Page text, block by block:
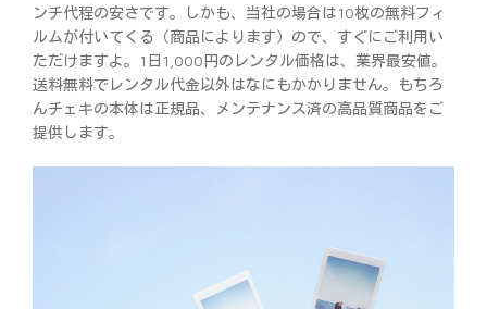
ンチ代程の安さです。しかも、当社の場合は10枚の無料フィ
ルムが付いてくる（商品によります）ので、すぐにご利用い
ただけますよ。1日1,000円のレンタル価格は、業界最安値。
送料無料でレンタル代金以外はなにもかかりません。もちろ
んチェキの本体は正規品、メンテナンス済の高品質商品をご
提供します。